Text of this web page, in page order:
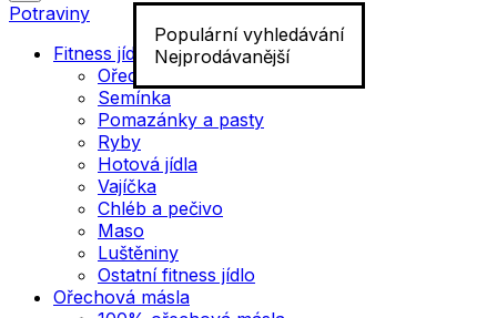
Populární vyhledávání
Nejprodávanější
Potraviny
Fitness jídlo
Ořechy
Semínka
Pomazánky a pasty
Ryby
Hotová jídla
Vajíčka
Chléb a pečivo
Maso
Luštěniny
Ostatní fitness jídlo
Ořechová másla